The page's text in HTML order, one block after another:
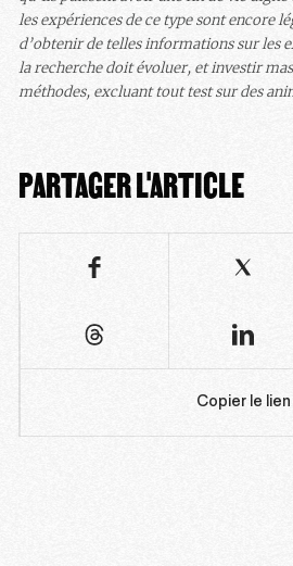
les expériences de ce type sont encore
d’obtenir de telles informations sur les
la recherche doit évoluer, et investir
méthodes, excluant tout test sur des
PARTAGER L'ARTICLE
Copier le lien